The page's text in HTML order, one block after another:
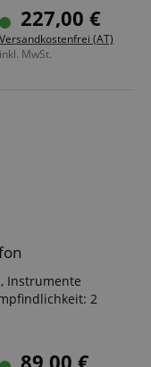
Mikrofonarm und
227,00 €
Versandkostenfrei (AT)
inkl. MwSt.
Instrumente
2